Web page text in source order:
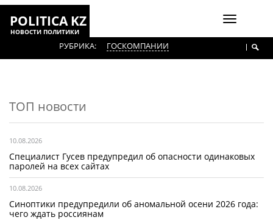
Включить
POLITICA KZ
НОВОСТИ ПОЛИТИКИ
РУБРИКА: ГОСКОМПАНИИ
ТОП новости
10.08.2026
Специалист Гусев предупредил об опасности одинаковых
паролей на всех сайтах
10.08.2026
Синоптики предупредили об аномальной осени 2026 года:
чего ждать россиянам